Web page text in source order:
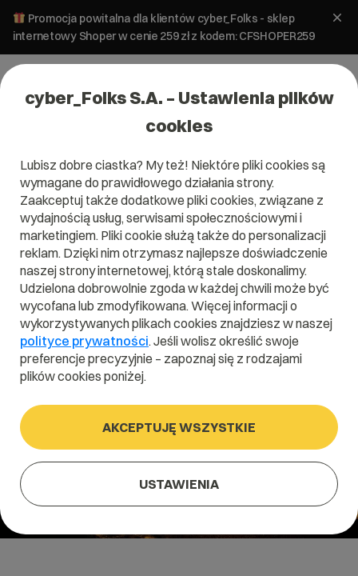
Promocja powitalna dla klientów cyber_Folks - sklep
internetowy Shoper w cenie 259 zł z kodem: CFSHOPER259
Domeny Hosting
DNS Anycast
3 grudnia 2025 ok.6min
cyber_Folks S.A. – Ustawienia plików
cookies
Lubisz dobre ciastka? My też! Niektóre pliki cookies są
wymagane do prawidłowego działania strony.
Zaakceptuj także dodatkowe pliki cookies, związane z
wydajnością usług, serwisami społecznościowymi i
marketingiem. Pliki cookie służą także do personalizacji
reklam. Dzięki nim otrzymasz najlepsze doświadczenie
naszej strony internetowej, którą stale doskonalimy.
Udzielona dobrowolnie zgoda w każdej chwili może być
wycofana lub zmodyfikowana. Więcej informacji o
wykorzystywanych plikach cookies znajdziesz w naszej
polityce prywatności. Jeśli wolisz określić swoje
preferencje precyzyjnie – zapoznaj się z rodzajami
plików cookies poniżej.
AKCEPTUJĘ WSZYSTKIE
USTAWIENIA